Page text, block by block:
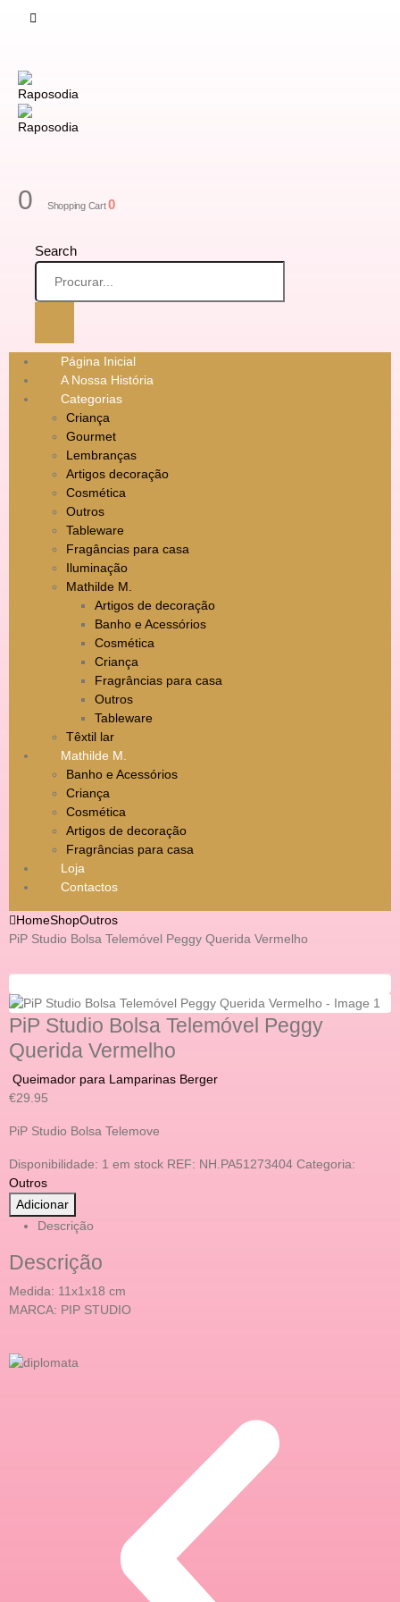
0 Shopping Cart0
Search
Página Inicial
A Nossa História
Categorias
Criança
Gourmet
Lembranças
Artigos decoração
Cosmética
Outros
Tableware
Fragâncias para casa
Iluminação
Mathilde M.
Artigos de decoração
Banho e Acessórios
Cosmética
Criança
Fragrâncias para casa
Outros
Tableware
Têxtil lar
Mathilde M.
Banho e Acessórios
Criança
Cosmética
Artigos de decoração
Fragrâncias para casa
Loja
Contactos
HomeShopOutros
PiP Studio Bolsa Telemóvel Peggy Querida Vermelho
PiP Studio Bolsa Telemóvel Peggy
Querida Vermelho
Queimador para Lamparinas Berger
€29.95
PiP Studio Bolsa Telemove
Disponibilidade: 1 em stock REF: NH.PA51273404 Categoria:
Outros
Adicionar
Descrição
Descrição
Medida: 11x1x18 cm
MARCA: PIP STUDIO